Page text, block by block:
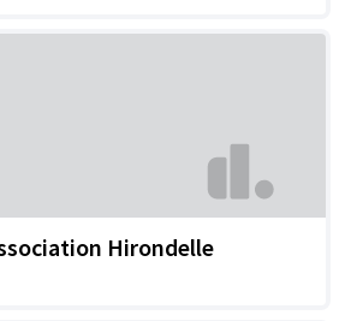
Hirondelle